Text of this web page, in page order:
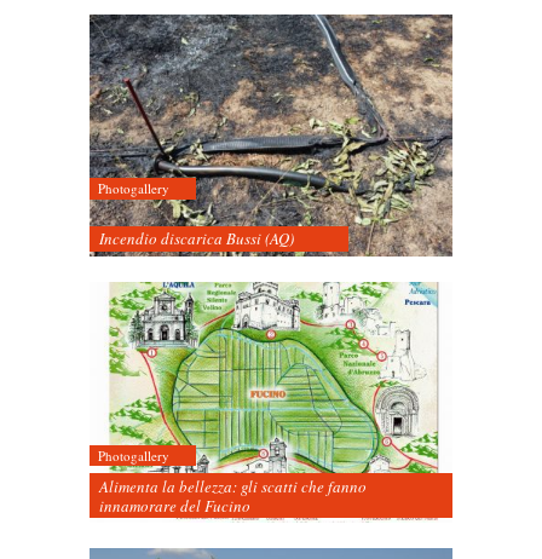
Photogallery
Incendio discarica Bussi (AQ)
Photogallery
Alimenta la bellezza: gli scatti che fanno
innamorare del Fucino